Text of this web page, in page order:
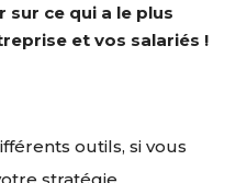
sur ce qui a le plus
et vos salariés !
outils, si vous